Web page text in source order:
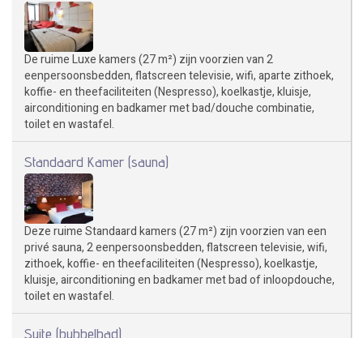
De ruime Luxe kamers (27 m²) zijn voorzien van 2
eenpersoonsbedden, flatscreen televisie, wifi, aparte zithoek,
koffie- en theefaciliteiten (Nespresso), koelkastje, kluisje,
airconditioning en badkamer met bad/douche combinatie,
toilet en wastafel.
Standaard Kamer (sauna)
Deze ruime Standaard kamers (27 m²) zijn voorzien van een
privé sauna, 2 eenpersoonsbedden, flatscreen televisie, wifi,
zithoek, koffie- en theefaciliteiten (Nespresso), koelkastje,
kluisje, airconditioning en badkamer met bad of inloopdouche,
toilet en wastafel.
Suite (bubbelbad)